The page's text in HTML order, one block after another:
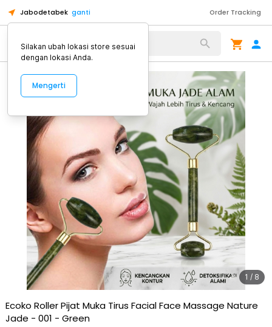
Jabodetabek ganti Order Tracking
Alat Kopi
1 / 8
Ecoko Roller Pijat Muka Tirus Facial Face Massage Nature
Jade - 001 - Green
Silakan ubah lokasi store sesuai
dengan lokasi Anda.
Mengerti